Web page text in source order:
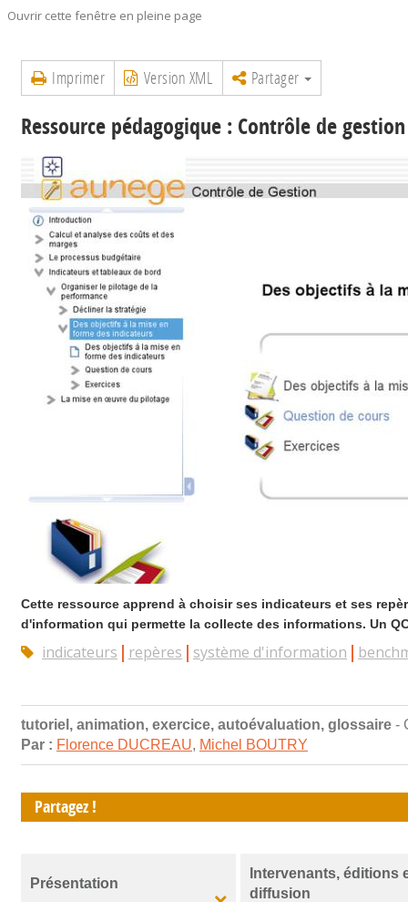
Ouvrir cette fenêtre en pleine page
Imprimer Version XML Partager
Ressource pédagogique : Contrôle de
Cette ressource apprend à choisir ses indicateurs et ses
d'information qui permette la collecte des informations. Un
indicateurs repères système d'information
tutoriel, animation, exercice, autoévaluation, glossaire -
Par : Florence DUCREAU, Michel BOUTRY
Partagez !
Présentation
Intervenants, éditions
diffusion